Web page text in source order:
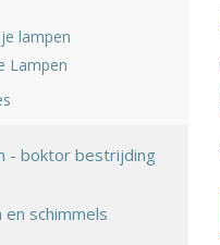
lampen
Lampen
- boktor bestrijding
en schimmels